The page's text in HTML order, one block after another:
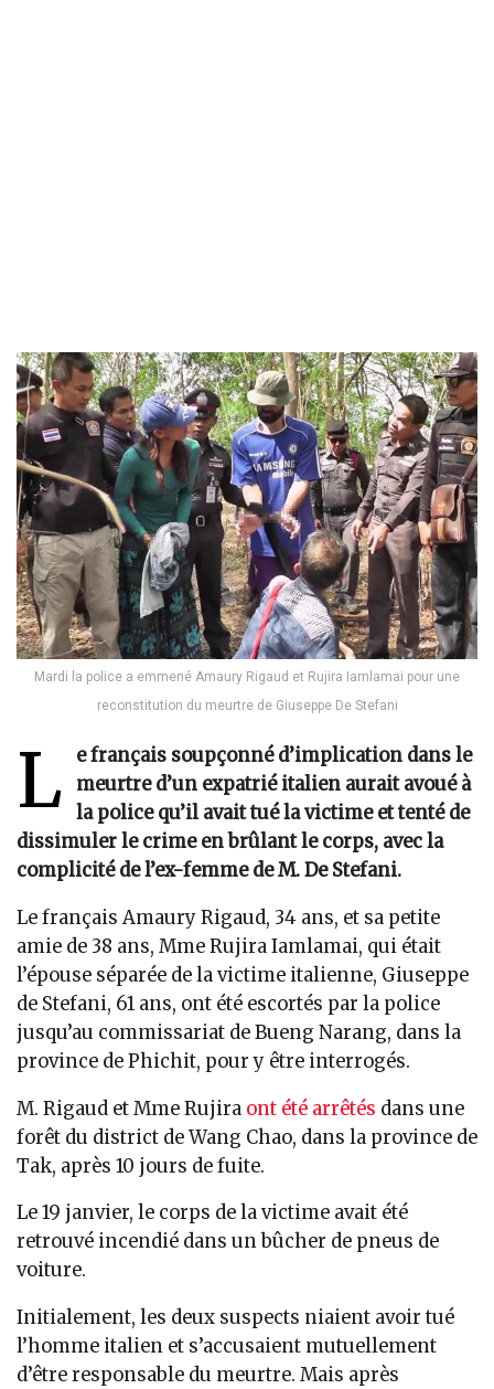
Mardi la police a emmené Amaury Rigaud et Rujira Iamlamai pour une
reconstitution du meurtre de Giuseppe De Stefani
L
e français soupçonné d’implication dans le
meurtre d’un expatrié italien aurait avoué à
la police qu’il avait tué la victime ettenté de
dissimuler le crime en brûlant le corps, avec la
complicité de l’ex-femme de M. De Stefani.
Le français Amaury Rigaud, 34 ans, et sa petite
amie de 38 ans, Mme Rujira Iamlamai, qui était
l’épouse séparée de la victime italienne, Giuseppe
de Stefani, 61 ans, ont été escortés par la police
jusqu’au commissariat de Bueng Narang, dans la
province de Phichit, pour y être interrogés.
M. Rigaud et Mme Rujira ont été arrêtés dans une
forêt du district de Wang Chao, dans la province de
Tak, après 10 jours de fuite.
Le 19 janvier, le corps de la victime avait été
retrouvé incendié dans un bûcher de pneus de
voiture.
Initialement, les deux suspects niaient avoir tué
l’homme italien et s’accusaient mutuellement
d’être responsable du meurtre. Mais après